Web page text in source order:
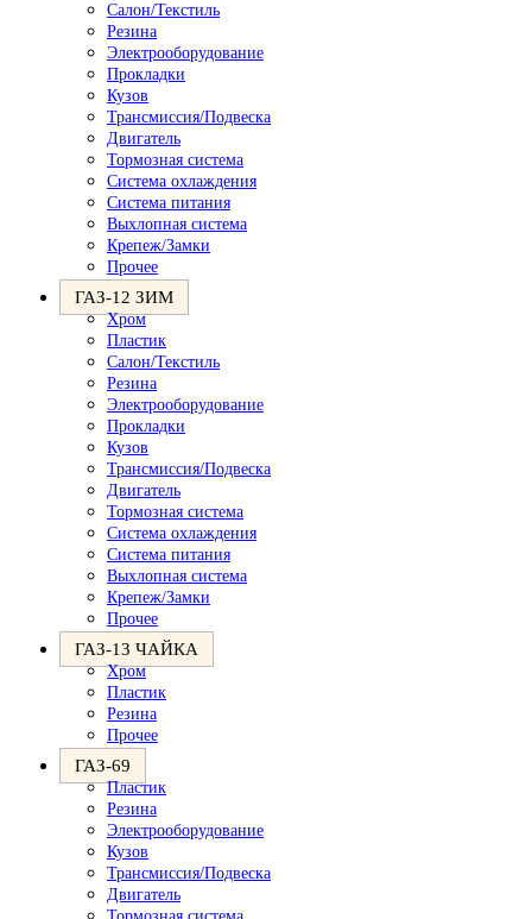
Салон/Текстиль
Резина
Электрооборудование
Прокладки
Кузов
Трансмиссия/Подвеска
Двигатель
Тормозная система
Система охлаждения
Система питания
Выхлопная система
Крепеж/Замки
Прочее
ГАЗ-12 ЗИМ
Хром
Пластик
Салон/Текстиль
Резина
Электрооборудование
Прокладки
Кузов
Трансмиссия/Подвеска
Двигатель
Тормозная система
Система охлаждения
Система питания
Выхлопная система
Крепеж/Замки
Прочее
ГАЗ-13 ЧАЙКА
Хром
Пластик
Резина
Прочее
ГАЗ-69
Пластик
Резина
Электрооборудование
Кузов
Трансмиссия/Подвеска
Двигатель